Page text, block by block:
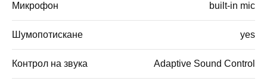
Микрофон built-in mic
Шумопотискане yes
Контрол на звука Adaptive Sound Control